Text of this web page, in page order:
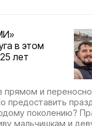
в этом
лет
прямом и
предоставить
поколению?
мальчишкам и